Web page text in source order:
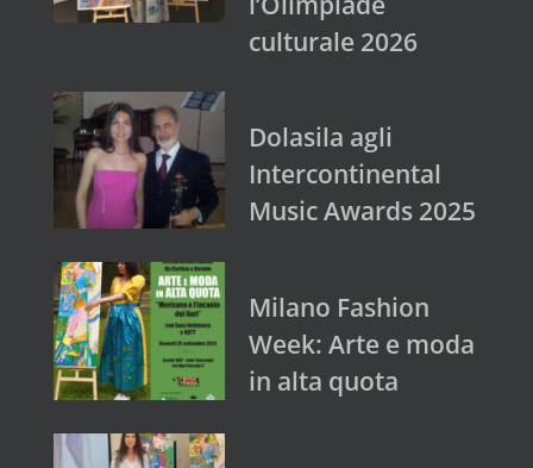
culturale 2026
Dolasila agli
Intercontinental
Music Awards 2025
Milano Fashion
Week: Arte e moda
in alta quota